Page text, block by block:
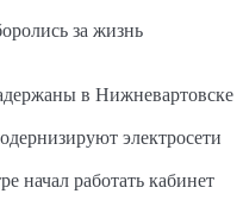
за жизнь
в Нижневартовске
электросети
начал работать кабинет